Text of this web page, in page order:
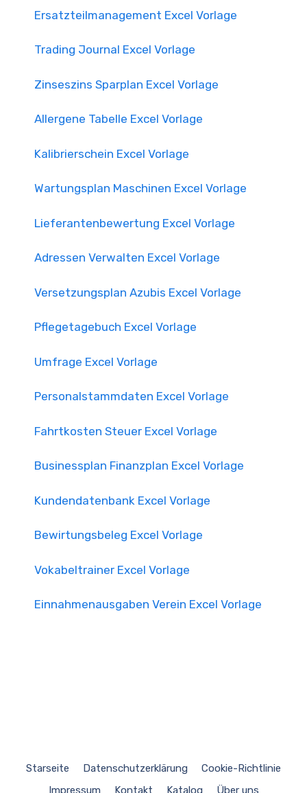
Ersatzteilmanagement Excel Vorlage
Trading Journal Excel Vorlage
Zinseszins Sparplan Excel Vorlage
Allergene Tabelle Excel Vorlage
Kalibrierschein Excel Vorlage
Wartungsplan Maschinen Excel Vorlage
Lieferantenbewertung Excel Vorlage
Adressen Verwalten Excel Vorlage
Versetzungsplan Azubis Excel Vorlage
Pflegetagebuch Excel Vorlage
Umfrage Excel Vorlage
Personalstammdaten Excel Vorlage
Fahrtkosten Steuer Excel Vorlage
Businessplan Finanzplan Excel Vorlage
Kundendatenbank Excel Vorlage
Bewirtungsbeleg Excel Vorlage
Vokabeltrainer Excel Vorlage
Einnahmenausgaben Verein Excel Vorlage
Starseite Datenschutzerklärung
Cookie-Richtlinie
Impressum
Kontakt Katalog Über uns